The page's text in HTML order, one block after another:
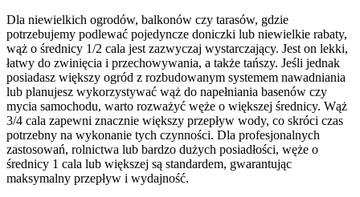
Dla niewielkich ogrodów, balkonów czy tarasów, gdzie
potrzebujemy podlewać pojedyncze doniczki lub niewielkie rabaty,
wąż o średnicy 1/2 cala jest zazwyczaj wystarczający. Jest on lekki,
łatwy do zwinięcia i przechowywania, a także tańszy. Jeśli jednak
posiadasz większy ogród z rozbudowanym systemem nawadniania
lub planujesz wykorzystywać wąż do napełniania basenów czy
mycia samochodu, warto rozważyć węże o większej średnicy. Wąż
3/4 cala zapewni znacznie większy przepływ wody, co skróci czas
potrzebny na wykonanie tych czynności. Dla profesjonalnych
zastosowań, rolnictwa lub bardzo dużych posiadłości, węże o
średnicy 1 cala lub większej są standardem, gwarantując
maksymalny przepływ i wydajność.